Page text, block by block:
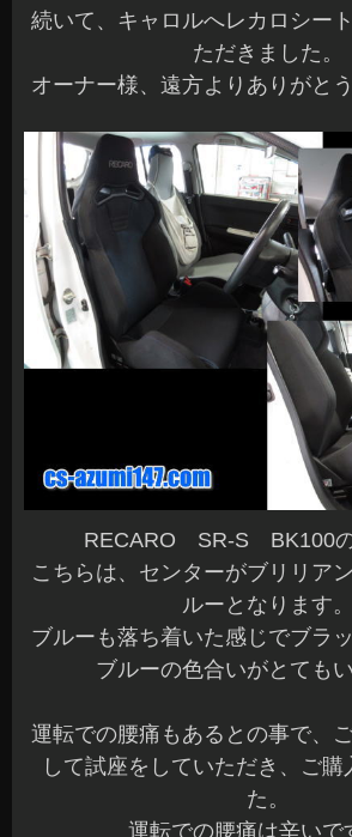
続いて、キャロルへレカロシー
ただきました。
オーナー様、遠方よりありがと
RECARO SR-S BK100
こちらは、センターがブリリア
ルーとなります。
ブルーも落ち着いた感じでブラ
ブルーの色合いがとてもい
運転での腰痛もあるとの事で、
して試座をしていただき、ご購
た。
運転での腰痛は辛いで